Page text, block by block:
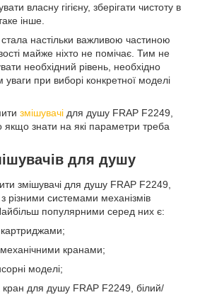
власну гігієну, зберігати чистоту в
інше.
стала настільки важливою частиною
майже ніхто не помічає. Тим не
необхідний рівень, необхідно
при виборі конкретної моделі
змішувачі для душу FRAP F2249,
якщо знати на які параметри треба
для душу
змішувачі для душу FRAP F2249,
різними системами механізмів
популярними серед них є:
кранами;
моделі;
кран для душу FRAP F2249, білий/